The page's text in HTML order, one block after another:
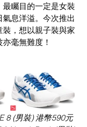
矚目的一定是女裝
息洋溢。今次推出
，想以親子裝與家
毫無難度！
8 (男裝) 港幣590元